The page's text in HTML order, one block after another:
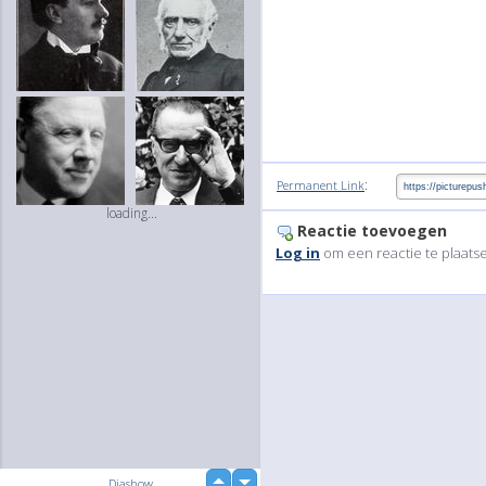
loading...
Permanent Link:
Reactie toevoegen
Log in om een reactie te